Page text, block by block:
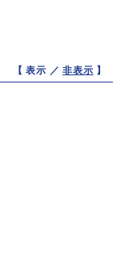
【 表示 ／非表示 】